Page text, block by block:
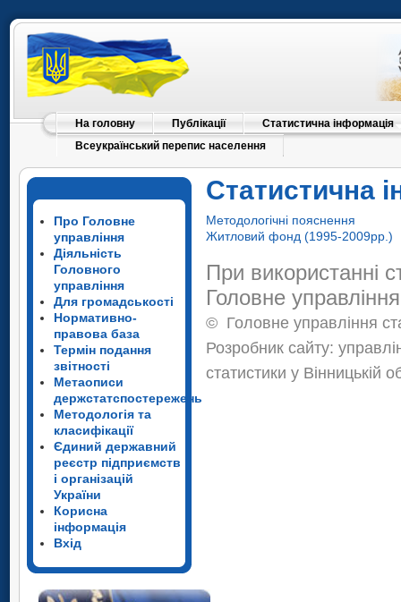
На головну Публікації
Статистична інформація
Всеукраїнський перепис населення
Про Головне
управління
Діяльність
Головного
управління
Для громадськості
Нормативно-
правова база
Термін подання
звітності
Метаописи
держстатспостережень
Методологія та
класифікації
Єдиний державний
реєстр підприємств
і організацій
України
Корисна
інформація
Вхід
Статистична
Методологічні пояснення
Житловий фонд (1995-2009рр.)
При використанні
Головне
© Головне управління
Розробник сайту:
статистики у Вінницькій